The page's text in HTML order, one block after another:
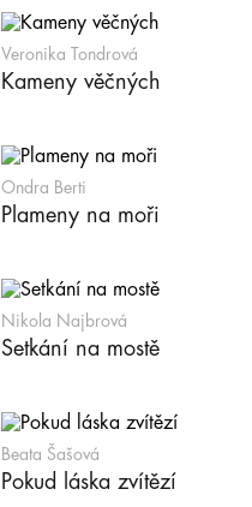
Veronika Tondrová
Kameny věčných
Ondra Berti
Plameny na moři
Nikola Najbrová
Setkání na mostě
Beata Šašová
Pokud láska zvítězí